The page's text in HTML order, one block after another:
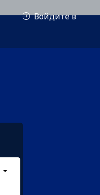
Войдите в